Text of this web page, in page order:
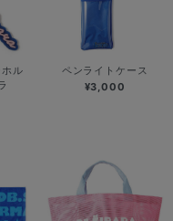
ル
ペンライトケース
¥3,000